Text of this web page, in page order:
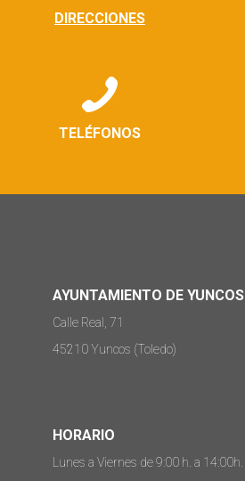
DIRECCIONES
TELÉFONOS
AYUNTAMIENTO DE YUNCOS
Calle Real, 71
45210 Yuncos (Toledo)
HORARIO
Lunes a Viernes de 9:00 h. a 14:00h.